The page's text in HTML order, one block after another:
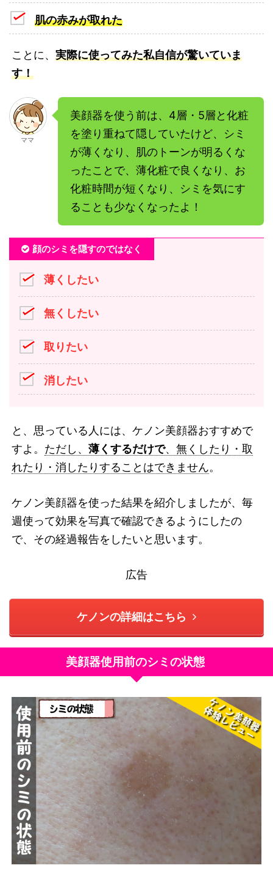
肌の赤みが取れた
ことに、 実際に使ってみた私自信が驚いていま
す！
ママ
美顔器を使う前は、4層・5層と化粧
を塗り重ねて隠していたけど、シミ
が薄くなり、肌のトーンが明るくな
ったことで、薄化粧で良くなり、お
化粧時間が短くなり、シミを気にす
ることも少なくなったよ！
顔のシミを隠すのではなく
薄くしたい
無くしたい
取りたい
消したい
と、思っている人には、ケノン美顔器おすすめで
すよ。 ただし、 薄くするだけで、無くしたり・取
れたり・消したりすることはできません。
ケノン美顔器を使った結果を紹介しましたが、毎
週使って効果を写真で確認できるようにしたの
で、その経過報告をしたいと思います。
広告
ケノンの詳細はこちら
美顔器使用前のシミの状態